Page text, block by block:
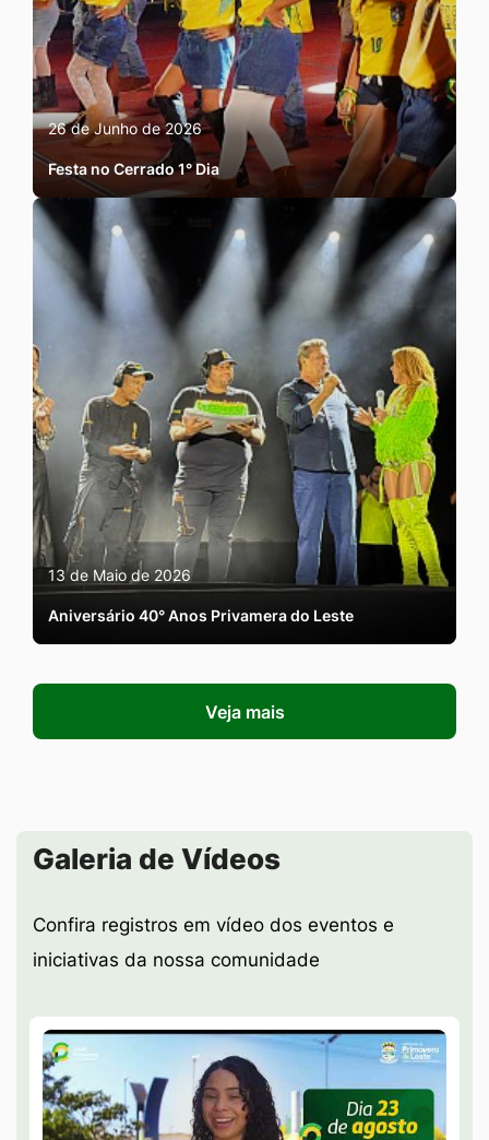
26 de Junho de 2026
Festa no Cerrado 1° Dia
13 de Maio de 2026
Aniversário 40° Anos Privamera do Leste
Veja mais
Seção Galeria de Vídeos
Galeria de Vídeos
Confira registros em vídeo dos eventos e
iniciativas da nossa comunidade